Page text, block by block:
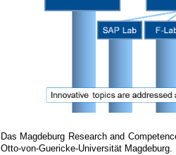
Das Magdeburg Research and
Otto-von-Guericke-Universität